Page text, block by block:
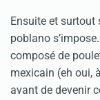
Ensuite et surtout
poblano
composé de
mexicain (eh oui,
avant de devenir